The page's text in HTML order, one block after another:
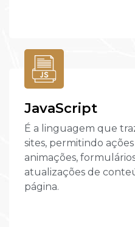
JavaScript
É a linguagem que
sites, permitindo
animações,
atualizações de
página.